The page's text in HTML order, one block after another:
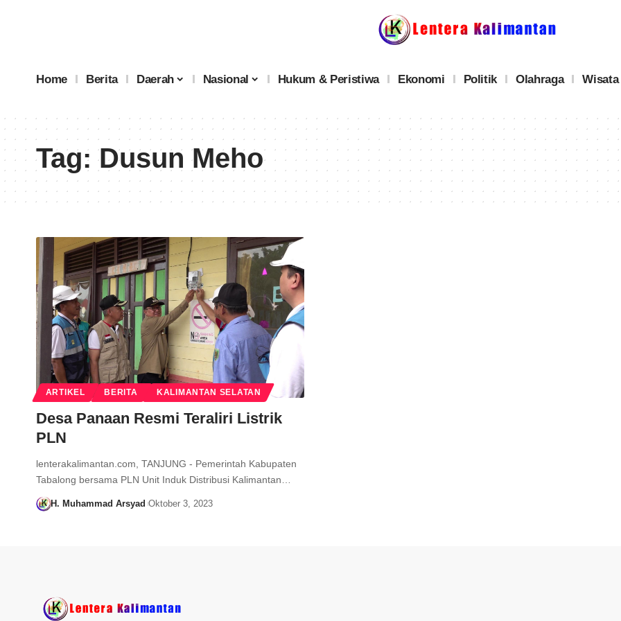
Home Berita Daerah Nasional Hukum & Peristiwa Ekonomi Politik Olahraga Wisata
Tag:Dusun Meho
ARTIKEL BERITA KALIMANTAN SELATAN
Desa Panaan Resmi Teraliri Listrik
PLN
lenterakalimantan.com, TANJUNG - Pemerintah Kabupaten
Tabalong bersama PLN Unit Induk Distribusi Kalimantan…
H. Muhammad Arsyad Oktober 3, 2023